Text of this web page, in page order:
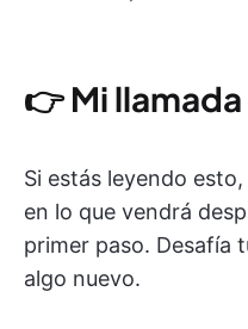
👉Mi
Si estás leyendo
en lo que vendrá
primer paso. Desafía
algo nuevo.